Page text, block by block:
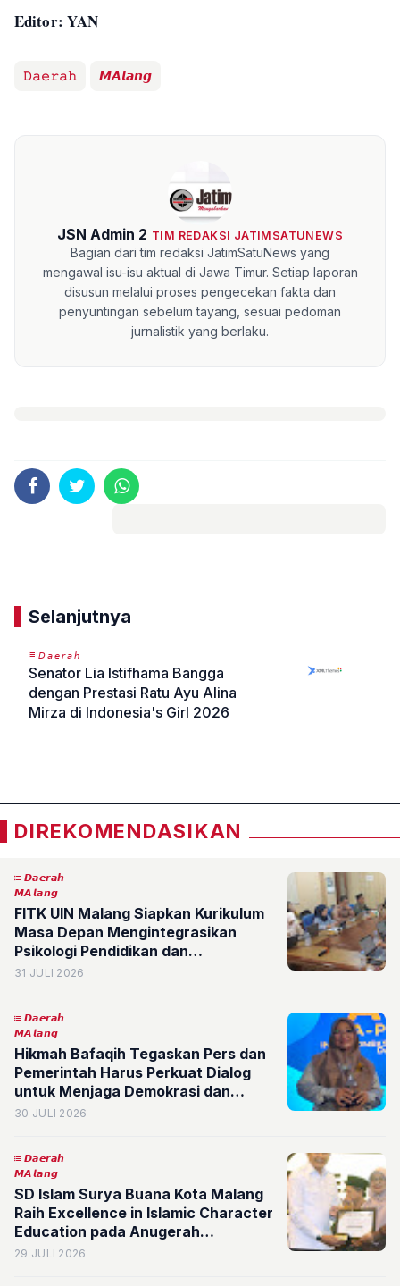
Editor: YAN
𝙳𝚊𝚎𝚛𝚊𝚑 𝙈𝘼𝙡𝙖𝙣𝙜
JSN Admin 2 TIM REDAKSI JATIMSATUNEWS
Bagian dari tim redaksi JatimSatuNews yang
mengawal isu-isu aktual di Jawa Timur. Setiap laporan
disusun melalui proses pengecekan fakta dan
penyuntingan sebelum tayang, sesuai pedoman
jurnalistik yang berlaku.
Selanjutnya
𝘋𝘢𝘦𝘳𝘢𝘩
Senator Lia Istifhama Bangga
dengan Prestasi Ratu Ayu Alina
Mirza di Indonesia's Girl 2026
DIREKOMENDASIKAN
𝘿𝙖𝙚𝙧𝙖𝙝
𝙈𝘼𝙡𝙖𝙣𝙜
FITK UIN Malang Siapkan Kurikulum
Masa Depan Mengintegrasikan
Psikologi Pendidikan dan
Kecerdasan Buatan untuk Mencetak
31 JULI 2026
𝘿𝙖𝙚𝙧𝙖𝙝
𝙈𝘼𝙡𝙖𝙣𝙜
Hikmah Bafaqih Tegaskan Pers dan
Pemerintah Harus Perkuat Dialog
untuk Menjaga Demokrasi dan
Persatuan Bangsa
30 JULI 2026
𝘿𝙖𝙚𝙧𝙖𝙝
𝙈𝘼𝙡𝙖𝙣𝙜
SD Islam Surya Buana Kota Malang
Raih Excellence in Islamic Character
Education pada Anugerah
Pendidikan 2026
29 JULI 2026